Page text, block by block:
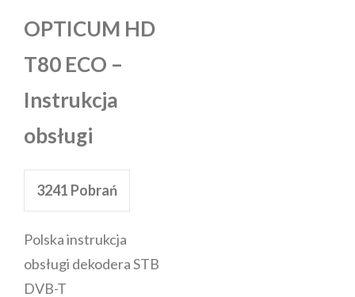
OPTICUM HD
T80 ECO –
Instrukcja
obsługi
3241 Pobrań
Polska instrukcja
obsługi dekodera STB
DVB-T